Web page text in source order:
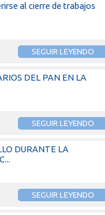
al cierre de trabajos
SEGUIR LEYENDO
DEL PAN EN LA
SEGUIR LEYENDO
DURANTE LA
SEGUIR LEYENDO